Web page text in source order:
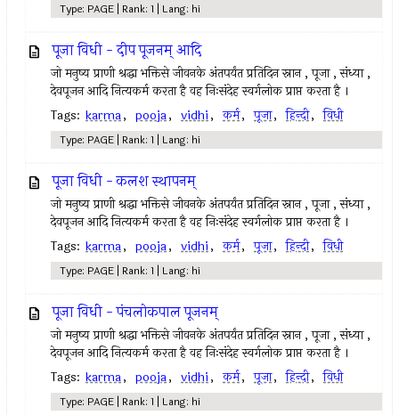
Type: PAGE | Rank: 1 | Lang: hi
पूजा विधी - दीप पूजनम् आदि
जो मनुष्य प्राणी श्रद्धा भक्तिसे जीवनके अंतपर्यंत प्रतिदिन स्नान , पूजा , संध्या ,
देवपूजन आदि नित्यकर्म करता है वह निःसंदेह स्वर्गलोक प्राप्त करता है ।
Tags: karma, pooja, vidhi, कर्म, पूजा, हिन्दी, विधी
Type: PAGE | Rank: 1 | Lang: hi
पूजा विधी - कलश स्थापनम्
जो मनुष्य प्राणी श्रद्धा भक्तिसे जीवनके अंतपर्यंत प्रतिदिन स्नान , पूजा , संध्या ,
देवपूजन आदि नित्यकर्म करता है वह निःसंदेह स्वर्गलोक प्राप्त करता है ।
Tags: karma, pooja, vidhi, कर्म, पूजा, हिन्दी, विधी
Type: PAGE | Rank: 1 | Lang: hi
पूजा विधी - पंचलोकपाल पूजनम्
जो मनुष्य प्राणी श्रद्धा भक्तिसे जीवनके अंतपर्यंत प्रतिदिन स्नान , पूजा , संध्या ,
देवपूजन आदि नित्यकर्म करता है वह निःसंदेह स्वर्गलोक प्राप्त करता है ।
Tags: karma, pooja, vidhi, कर्म, पूजा, हिन्दी, विधी
Type: PAGE | Rank: 1 | Lang: hi